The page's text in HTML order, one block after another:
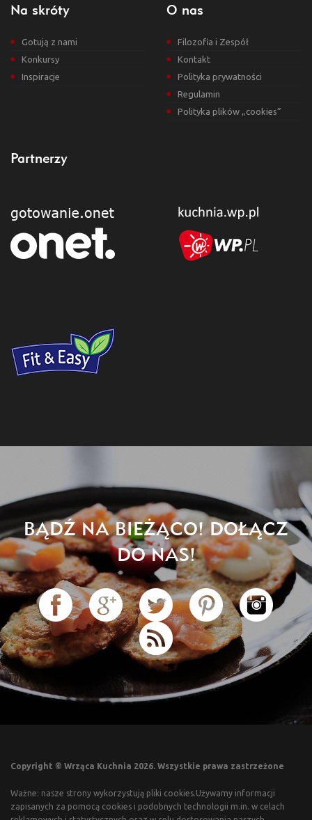
Na skróty
Gotują z nami
Konkursy
Inspiracje
O nas
Filozofia i Zespół
Kontakt
Polityka prywatności
Regulamin
Polityka plików „cookies”
Partnerzy
BĄDŹ NA BIEŻĄCO! DOŁĄCZ
DO NAS!
Copyright © Wrząca Kuchnia 2026. Wszystkie prawa zastrzeżone
Ważne: nasze strony wykorzystują pliki cookies.Używamy informacji
zapisanych za pomocą cookies i podobnych technologii m.in. w celach